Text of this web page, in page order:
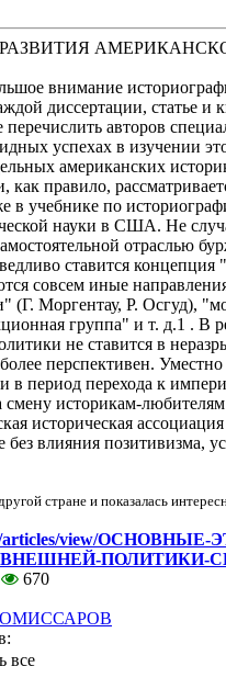
внимание
диссертации, статье
авторов
успехах в изучении
американских
правило,
учебнике по
науки в США. Не
отраслью
ставится
совсем иные
Моргентау, Р. Осгуд),
группа" и т. д.1 . В
не ставится в
перспективен. Уместно
в период перехода к
историкам-любителям
историческая
влияния позитивизма,
стране и показалась
m/articles/view/
ПОЛИТИКИ-
670
все